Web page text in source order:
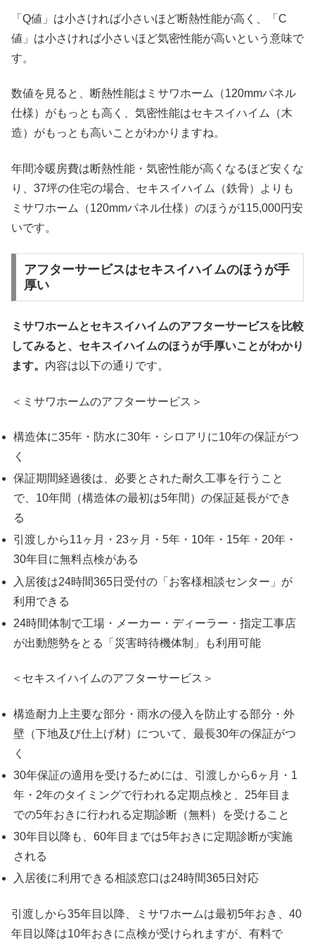
「Q値」は小さければ小さいほど断熱性能が高く、「C
値」は小さければ小さいほど気密性能が高いという意味で
す。
数値を見ると、断熱性能はミサワホーム（120mmパネル
仕様）がもっとも高く、気密性能はセキスイハイム（木
造）がもっとも高いことがわかりますね。
年間冷暖房費は断熱性能・気密性能が高くなるほど安くな
り、37坪の住宅の場合、セキスイハイム（鉄骨）よりも
ミサワホーム（120mmパネル仕様）のほうが115,000円安
いです。
アフターサービスはセキスイハイムのほうが手
厚い
ミサワホームとセキスイハイムのアフターサービスを比較
してみると、セキスイハイムのほうが手厚いことがわかり
ます。 内容は以下の通りです。
＜ミサワホームのアフターサービス＞
構造体に35年・防水に30年・シロアリに10年の保証がつ
く
保証期間経過後は、必要とされた耐久工事を行うこと
で、10年間（構造体の最初は5年間）の保証延長ができ
る
引渡しから11ヶ月・23ヶ月・5年・10年・15年・20年・
30年目に無料点検がある
入居後は24時間365日受付の「お客様相談センター」が
利用できる
24時間体制で工場・メーカー・ディーラー・指定工事店
が出動態勢をとる「災害時待機体制」も利用可能
＜セキスイハイムのアフターサービス＞
構造耐力上主要な部分・雨水の侵入を防止する部分・外
壁（下地及び仕上げ材）について、最長30年の保証がつ
く
30年保証の適用を受けるためには、引渡しから6ヶ月・1
年・2年のタイミングで行われる定期点検と、25年目ま
での5年おきに行われる定期診断（無料）を受けること
30年目以降も、60年目までは5年おきに定期診断が実施
される
入居後に利用できる相談窓口は24時間365日対応
引渡しから35年目以降、ミサワホームは最初5年おき、40
年目以降は10年おきに点検が受けられますが、有料で